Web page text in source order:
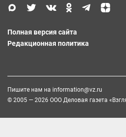
Полная версия сайта
Редакционная политика
Пишите нам на information@vz.ru
© 2005 — 2026 ООО Деловая газета